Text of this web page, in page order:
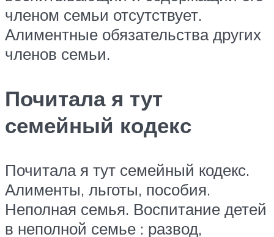
членом семьи отсутствует.
Алиментные обязательства других
членов семьи.
Почитала я тут
семейный кодекс
Почитала я тут семейный кодекс.
Алименты, льготы, пособия.
Неполная семья. Воспитание детей
в неполной семье : развод,